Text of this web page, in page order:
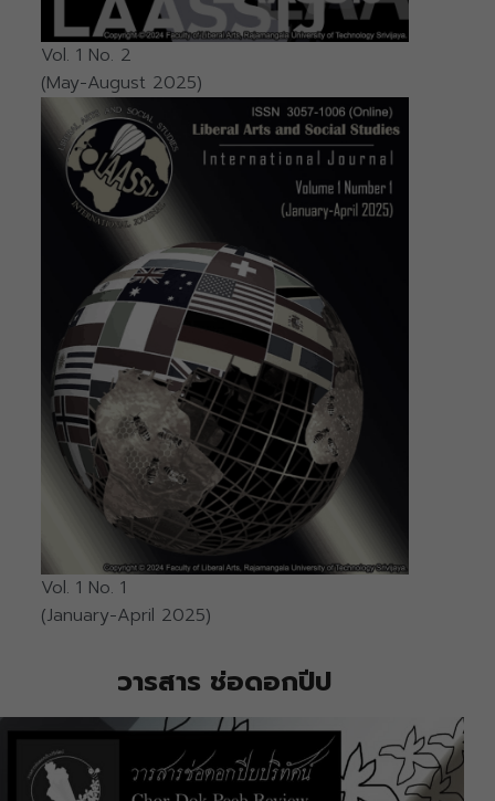
Vol. 1 No. 2
(May-August 2025)
Vol. 1 No. 1
(January-April 2025)
วารสาร ช่อดอกปีป